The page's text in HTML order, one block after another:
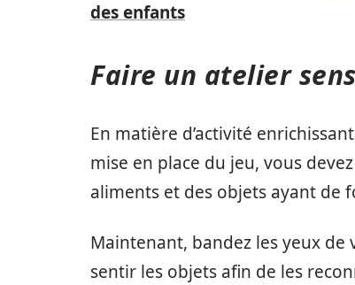
des enfants
Faire un atelier
En matière d’activité
mise en place du jeu, vous
aliments et des objets ayant de
Maintenant, bandez les yeux
sentir les objets afin de les